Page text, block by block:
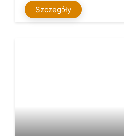
Szczegóły